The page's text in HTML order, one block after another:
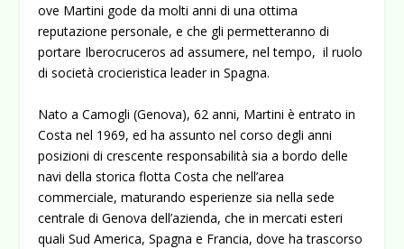
ove Martini gode da molti anni di una ottima
reputazione personale, e che gli permetteranno di
portare Iberocruceros ad assumere, nel tempo, il ruolo
di società crocieristica leader in Spagna.
Nato a Camogli (Genova), 62 anni, Martini è entrato in
Costa nel 1969, ed ha assunto nel corso degli anni
posizioni di crescente responsabilità sia a bordo delle
navi della storica flotta Costa che nell’area
commerciale, maturando esperienze sia nella sede
centrale di Genova dell’azienda, che in mercati esteri
quali Sud America, Spagna e Francia, dove ha trascorso